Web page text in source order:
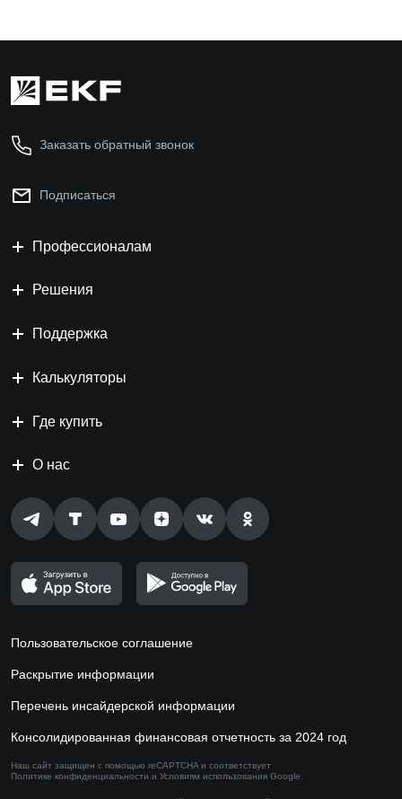
Заказать обратный звонок
Подписаться
Профессионалам
Решения
Поддержка
Калькуляторы
Где купить
О нас
Пользовательское соглашение
Раскрытие информации
Перечень инсайдерской информации
Консолидированная финансовая отчетность за 2024 год
Наш сайт защищен с помощью reCAPTCHA и соответствует
Политике конфиденциальности и Условиям использования Google.